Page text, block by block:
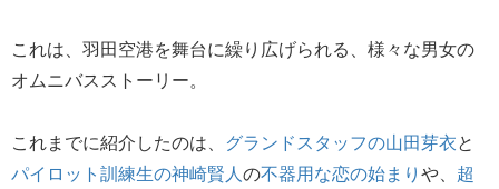
これは、羽田空港を舞台に繰り広げられる、様々な男女の
オムニバスストーリー。
これまでに紹介したのは、 グランドスタッフの山田芽衣と
パイロット訓練生の神崎賢人の不器用な恋の始まりや、 超